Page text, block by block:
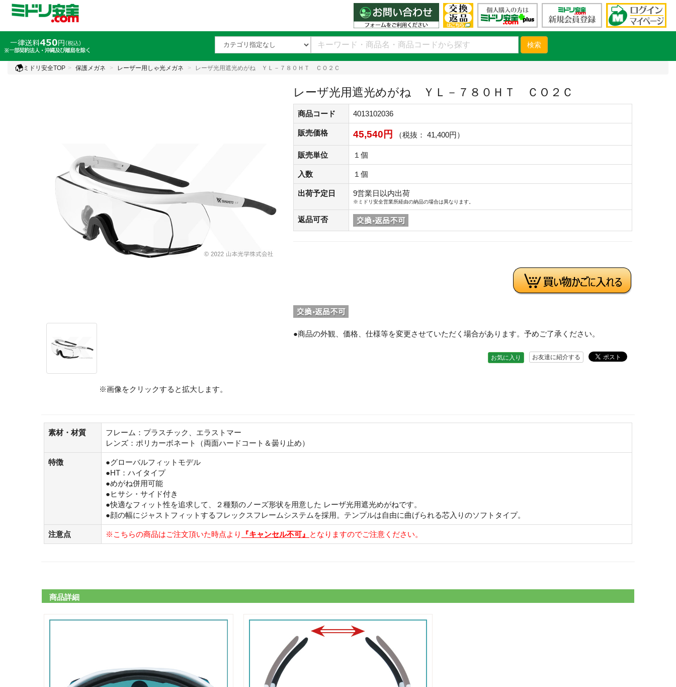
検索
ミドリ安全TOP 保護メガネ レーザー用しゃ光メガネ レーザ光用遮光めがね ＹＬ－７８０ＨＴ ＣＯ２Ｃ
※画像をクリックすると拡大します。
レーザ光用遮光めがね ＹＬ－７８０ＨＴ ＣＯ２Ｃ
商品コード 4013102036
販売価格 45,540円 （税抜： 41,400円）
販売単位 １個
入数 １個
出荷予定日 9営業日以内出荷
※ミドリ安全営業所経由の納品の場合は異なります。
返品可否
●商品の外観、価格、仕様等を変更させていただく場合があります。予めご了承ください。
お友達に紹介する
お気に入り
素材・材質
フレーム：プラスチック、エラストマー
レンズ：ポリカーボネート（両面ハードコート＆曇り止め）
特徴
●グローバルフィットモデル
●HT：ハイタイプ
●めがね併用可能
●ヒサシ・サイド付き
●快適なフィット性を追求して、２種類のノーズ形状を用意した レーザ光用遮光めがねです。
●顔の幅にジャストフィットするフレックスフレームシステムを採用。テンプルは自由に曲げられる芯入りのソフトタイプ。
注意点 ※こちらの商品はご注文頂いた時点より 『キャンセル不可』 となりますのでご注意ください。
商品詳細